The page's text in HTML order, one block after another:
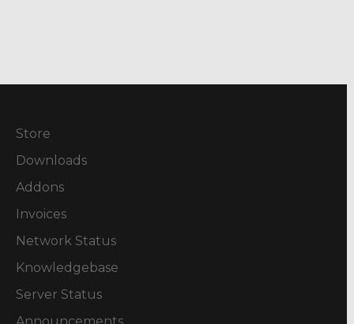
Store
Downloads
Addons
Invoices
Network Status
Knowledgebase
Server Status